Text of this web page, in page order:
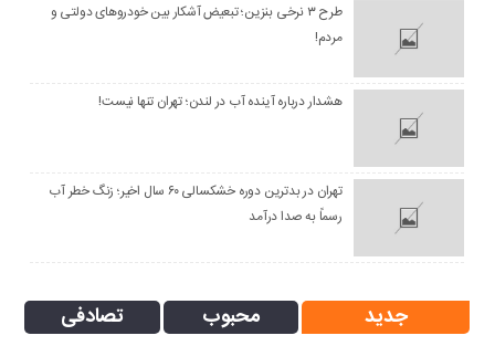
طرح ۳ نرخی بنزین؛ تبعیض آشکار بین خودروهای دولتی و
مردم!
هشدار درباره آینده آب در لندن؛ تهران تنها نیست!
تهران در بدترین دوره خشکسالی ۶۰ سال اخیر؛ زنگ خطر آب
رسماً به صدا درآمد
جدید محبوب تصادفی